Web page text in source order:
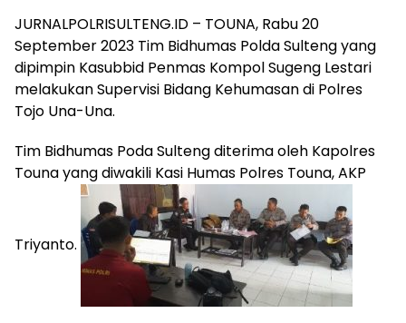
JURNALPOLRISULTENG.ID – TOUNA, Rabu 20
September 2023 Tim Bidhumas Polda Sulteng yang
dipimpin Kasubbid Penmas Kompol Sugeng Lestari
melakukan Supervisi Bidang Kehumasan di Polres
Tojo Una-Una.
Tim Bidhumas Poda Sulteng diterima oleh Kapolres
Touna yang diwakili Kasi Humas Polres Touna, AKP
Triyanto.